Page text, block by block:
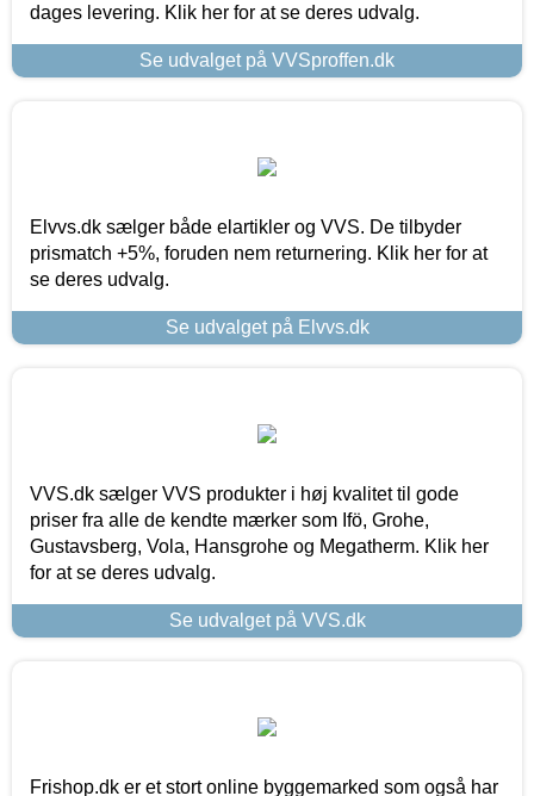
dages levering. Klik her for at se deres udvalg.
Se udvalget på VVSproffen.dk
Elvvs.dk sælger både elartikler og VVS. De tilbyder
prismatch +5%, foruden nem returnering. Klik her for at
se deres udvalg.
Se udvalget på Elvvs.dk
VVS.dk sælger VVS produkter i høj kvalitet til gode
priser fra alle de kendte mærker som Ifö, Grohe,
Gustavsberg, Vola, Hansgrohe og Megatherm. Klik her
for at se deres udvalg.
Se udvalget på VVS.dk
Frishop.dk er et stort online byggemarked som også har